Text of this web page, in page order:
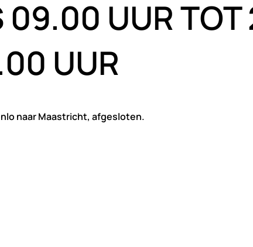
09.00 UUR TOT
UUR
naar Maastricht, afgesloten.